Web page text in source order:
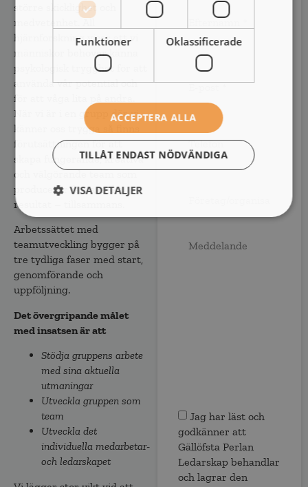
större skicklighet och
medvetenhet. All
hjärnforskning visar att vi
människor behöver känna
psykologisk trygghet för att
använda vår potential och
för att våga lita på andra.
När vi är i en grupp där vi
känner oss trygga så finns
förutsättningen för att
skapa fungerande, kreativa
och välgörande team som
producerar fantastiska
resultat – tillsammans.
Arbetssättet med
teamutveckling bygger på
tre tydliga faser med start,
genomförande och
uppföljning.​
Det övergripande målet
med insatsen är att
Stödja gruppens arbete
med sina aktuella
utmaningar
Utveckla gruppen som
team
Utveckla det
individuella medarbetar-
och ledarskapet
Telefon
* *
Samtycke
Jag har läst och
godkänner att
Gällöfsta Perlan
Ledarskap behandlar
och lagrar den
Funktioner Oklassificerade
ACCEPTERA ALLA
TILLÅT ENDAST NÖDVÄNDIGA
VISA DETALJER